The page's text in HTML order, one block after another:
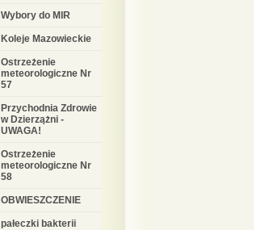
Wybory do MIR
Koleje Mazowieckie
Ostrzeżenie
meteorologiczne Nr
57
Przychodnia Zdrowie
w Dzierzążni -
UWAGA!
Ostrzeżenie
meteorologiczne Nr
58
OBWIESZCZENIE
pałeczki bakterii